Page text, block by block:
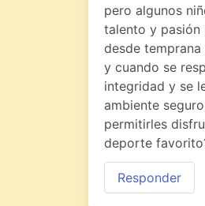
pero algunos
talento y
desde
y cuando se
integridad y se
ambiente
permitirles
deporte
Responder